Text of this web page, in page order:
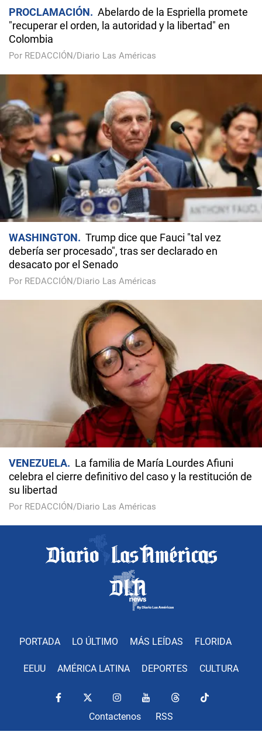
PROCLAMACIÓN
Abelardo de la Espriella promete
"recuperar el orden, la autoridad y la libertad" en
Colombia
Por REDACCIÓN/Diario Las Américas
WASHINGTON
Trump dice que Fauci "tal vez
debería ser procesado", tras ser declarado en
desacato por el Senado
Por REDACCIÓN/Diario Las Américas
VENEZUELA
La familia de María Lourdes Afiuni
celebra el cierre definitivo del caso y la restitución de
su libertad
Por REDACCIÓN/Diario Las Américas
PORTADA LO ÚLTIMO MÁS LEÍDAS FLORIDA
EEUU AMÉRICA LATINA DEPORTES CULTURA
Contactenos RSS